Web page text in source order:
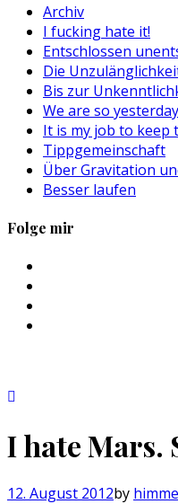
Archiv
I fucking hate it!
Entschlossen
Die
Bis zur
We are so yesterday
It is my job to keep
Tippgemeinschaft
Über Gravitation
Besser laufen
Folge mir
I hate Mars.
12. August 2012by